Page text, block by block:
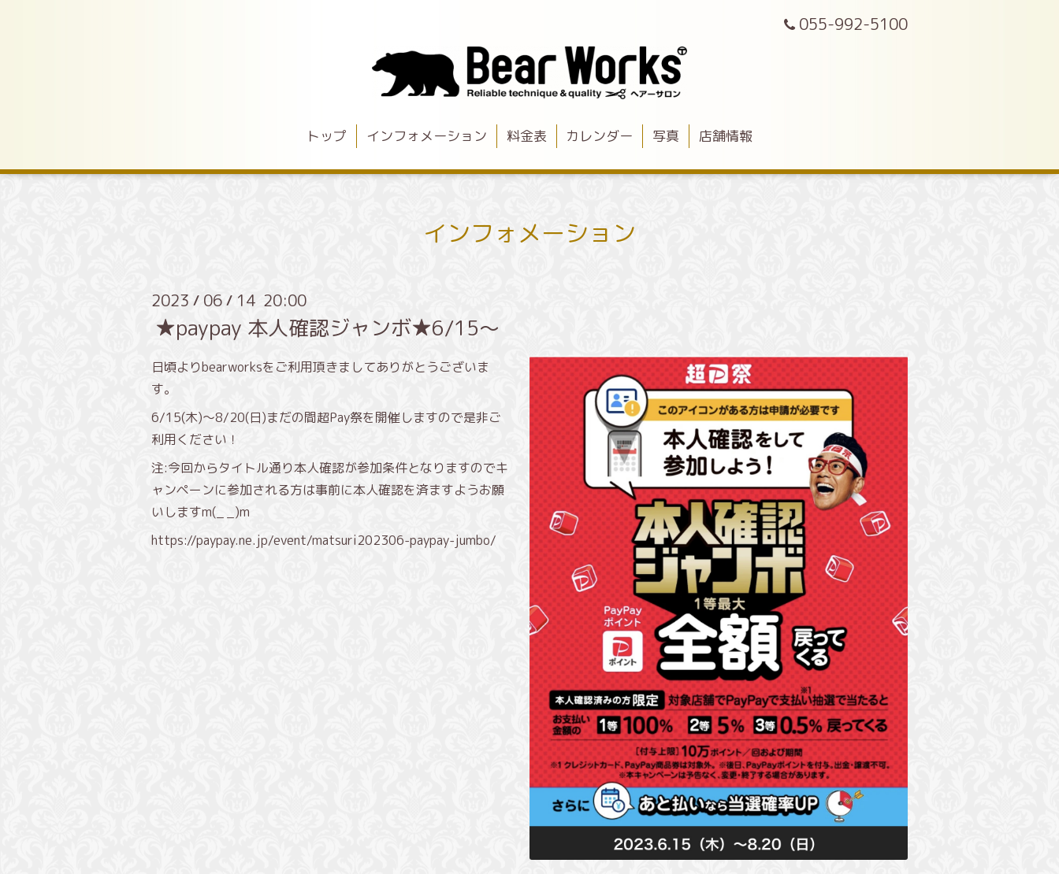
055-992-5100
トップ インフォメーション 料金表 カレンダー 写真 店舗情報
インフォメーション
2023 / 06 / 14 20:00
★paypay 本人確認ジャンボ★6/15〜
日頃よりbearworksをご利用頂きましてありがとうございま
す。
6/15(木)〜8/20(日)まだの間超Pay祭を開催しますので是非ご
利用ください！
注:今回からタイトル通り本人確認が参加条件となりますのでキ
ャンペーンに参加される方は事前に本人確認を済ますようお願
いしますm(_ _)m
https://paypay.ne.jp/event/matsuri202306-paypay-jumbo/